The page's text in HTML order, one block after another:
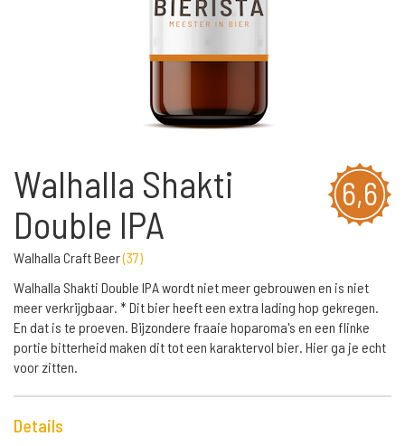
6,6
Walhalla Shakti
Double IPA
Walhalla Craft Beer(37)
Walhalla Shakti Double IPA wordt niet meer gebrouwen en is niet
meer verkrijgbaar. * Dit bier heeft een extra lading hop gekregen.
En dat is te proeven. Bijzondere fraaie hoparoma's en een flinke
portie bitterheid maken dit tot een karaktervol bier. Hier ga je echt
voor zitten.
Details